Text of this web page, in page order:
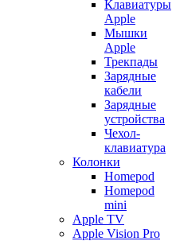
Клавиатуры
Apple
Мышки
Apple
Трекпады
Зарядные
кабели
Зарядные
устройства
Чехол-
клавиатура
Колонки
Homepod
Homepod
mini
Apple TV
Apple Vision Pro